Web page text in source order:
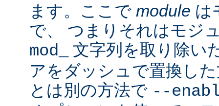
ます。ここで module は
で、 つまりそれはモジ
mod_
文字列を取り除い
アをダッシュで置換し
とは別の方法で --